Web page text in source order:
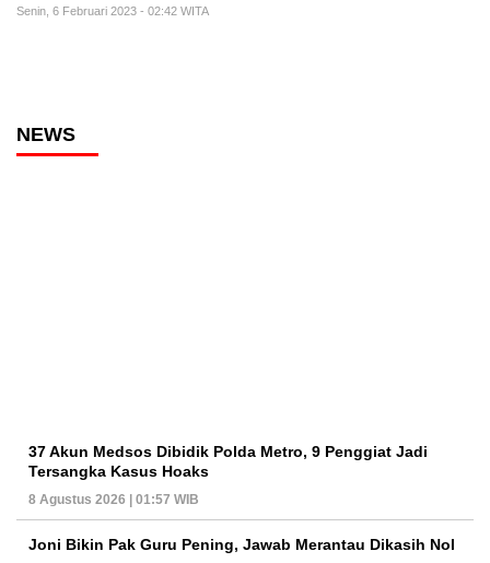
Senin, 6 Februari 2023 - 02:42 WITA
NEWS
37 Akun Medsos Dibidik Polda Metro, 9 Penggiat Jadi
Tersangka Kasus Hoaks
8 Agustus 2026 | 01:57 WIB
Joni Bikin Pak Guru Pening, Jawab Merantau Dikasih Nol